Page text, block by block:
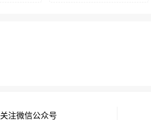
关注微信公众号